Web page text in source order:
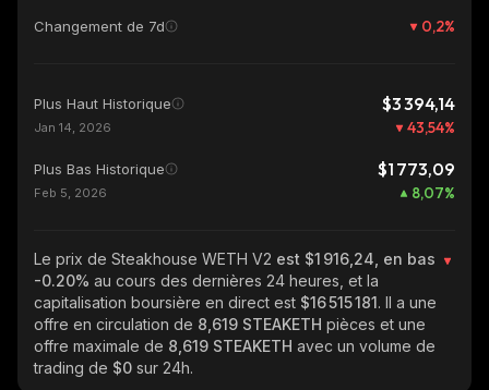
Changement de 7d 0,2%
Plus Haut Historique $3 394,14
Jan 14, 2026 43,54%
Plus Bas Historique $1 773,09
Feb 5, 2026 8,07%
Le prix de Steakhouse WETH V2 est $1 916,24, en bas
-0.20% au cours des dernières 24 heures, et la
capitalisation boursière en direct est $16 515 181. Il a une
offre en circulation de 8,619 STEAKETH pièces et une
offre maximale de 8,619 STEAKETH avec un volume de
trading de $0 sur 24h.